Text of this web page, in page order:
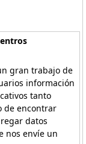
gran trabajo de
información
tanto
de encontrar
datos
nos envíe un